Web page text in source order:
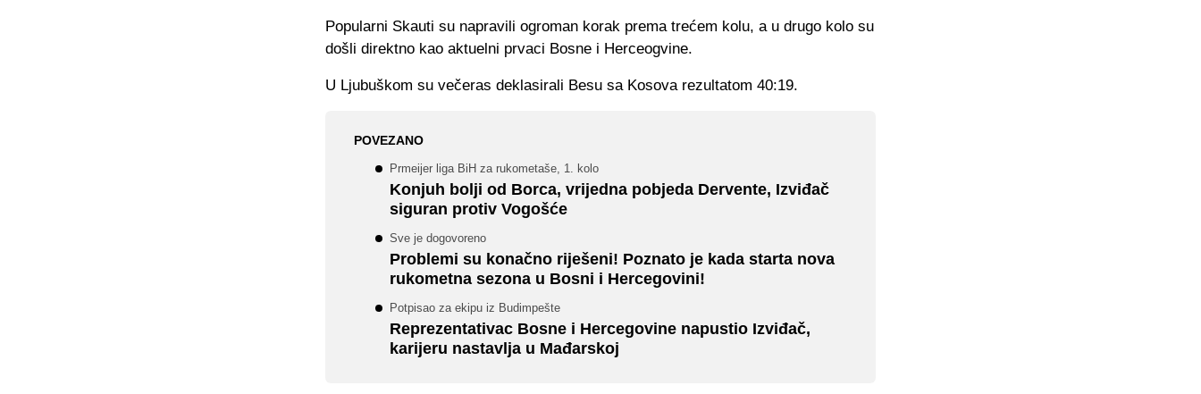
Popularni Skauti su napravili ogroman korak prema trećem kolu, a u drugo kolo su
došli direktno kao aktuelni prvaci Bosne i Herceogvine.
U Ljubuškom su večeras deklasirali Besu sa Kosova rezultatom 40:19.
POVEZANO
Prmeijer liga BiH za rukometaše, 1. kolo
Konjuh bolji od Borca, vrijedna pobjeda Dervente, Izviđač
siguran protiv Vogošće
Sve je dogovoreno
Problemi su konačno riješeni! Poznato je kada starta nova
rukometna sezona u Bosni i Hercegovini!
Potpisao za ekipu iz Budimpešte
Reprezentativac Bosne i Hercegovine napustio Izviđač,
karijeru nastavlja u Mađarskoj